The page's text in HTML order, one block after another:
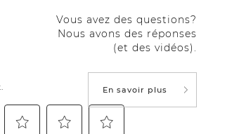
Vous avez des questions?
Nous avons des réponses
(et des vidéos).
En savoir plus